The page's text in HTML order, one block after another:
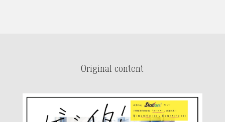
Original content